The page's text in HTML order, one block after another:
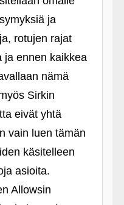
ja
rotujen rajat
ja ennen kaikkea
nämä
Sirkin
eivät yhtä
vain luen tämän
käsitelleen
asioita.
Allowsin